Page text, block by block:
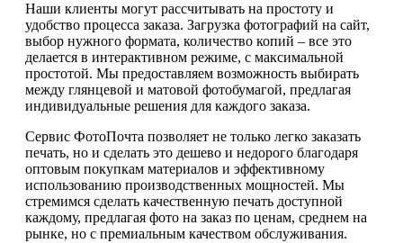
Наши клиенты могут рассчитывать на простоту и
удобство процесса заказа. Загрузка фотографий на сайт,
выбор нужного формата, количество копий – все это
делается в интерактивном режиме, с максимальной
простотой. Мы предоставляем возможность выбирать
между глянцевой и матовой фотобумагой, предлагая
индивидуальные решения для каждого заказа.
Сервис ФотоПочта позволяет не только легко заказать
печать, но и сделать это дешево и недорого благодаря
оптовым покупкам материалов и эффективному
использованию производственных мощностей. Мы
стремимся сделать качественную печать доступной
каждому, предлагая фото на заказ по ценам, среднем на
рынке, но с премиальным качеством обслуживания.